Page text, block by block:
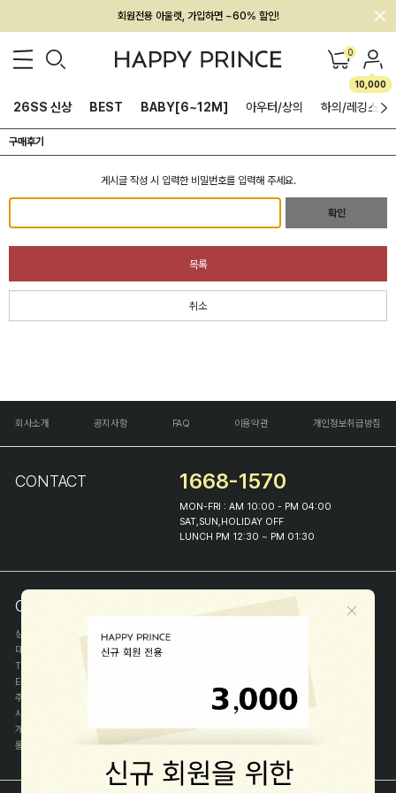
회원전용 아울렛, 가입하면 ~60% 할인!
멤버십 최대 28,000원 혜택 0
10,000
26SS 신상 BEST BABY[6~12M] 아우터/상의 하의/레깅스
구매후기
게시글 작성 시 입력한 비밀번호를 입력해 주세요.
확인
목록
취소
회사소개 공지사항 FAQ 이용약관 개인정보취급방침
CONTACT 1668-1570
MON-FRI : AM 10:00 - PM 04:00
SAT,SUN,HOLIDAY OFF
LUNCH PM 12:30 ~ PM 01:30
COMPANY INFO
상호
(주)해피프린스
대표
이화진
TEL
E-MAIL
주소
사업자등록번호
개인정보관리자
이화진
통신판매신고번호
제 2018-서울종로-1384 호[사업자정보확인]